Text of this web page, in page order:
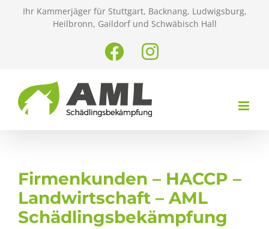
Ihr Kammerjäger für Stuttgart, Backnang, Ludwigsburg,
Heilbronn, Gaildorf und Schwäbisch Hall
FacebookInstagram
Firmenkunden – HACCP –
Landwirtschaft – AML
Schädlingsbekämpfung